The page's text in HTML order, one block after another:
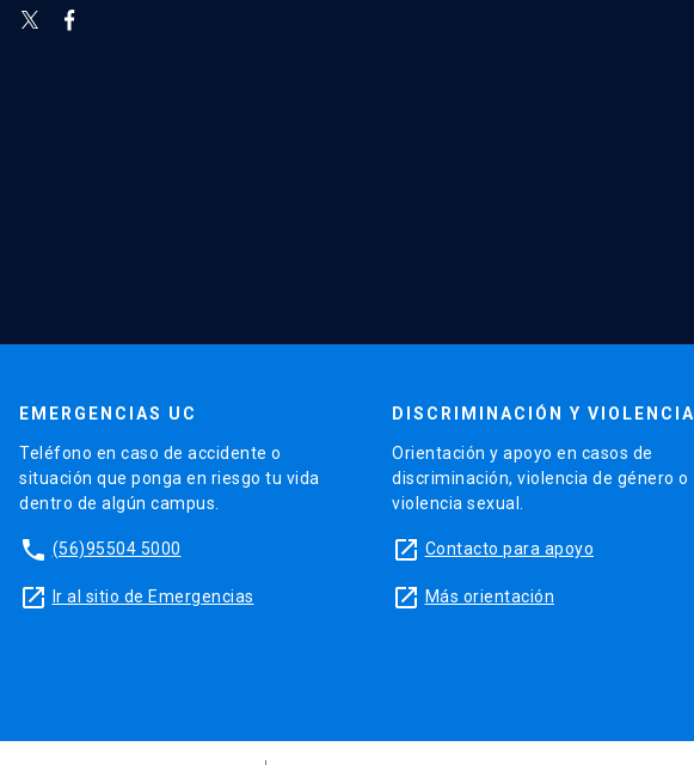
EMERGENCIAS UC
Teléfono en caso de accidente o
situación que ponga en riesgo tu vida
dentro de algún campus.
phone (56)95504 5000
launch Ir al sitio de Emergencias
DISCRIMINACIÓN Y VIOLENCIA
Orientación y apoyo en casos de
discriminación, violencia de género o
violencia sexual.
launch Contacto para apoyo
launch Más orientación